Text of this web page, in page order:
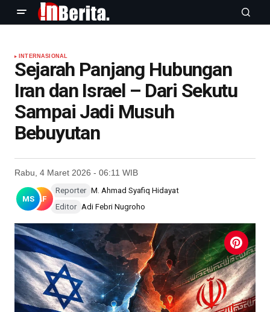
INTERNASIONAL
Sejarah Panjang Hubungan
Iran dan Israel – Dari Sekutu
Sampai Jadi Musuh
Bebuyutan
Rabu, 4 Maret 2026 - 06:11 WIB
MS AF
Reporter M. Ahmad Syafiq Hidayat
Editor Adi Febri Nugroho